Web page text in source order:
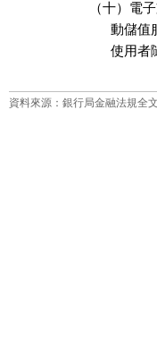
（十）電
動儲
使用
資料來源：銀行局金融法規全